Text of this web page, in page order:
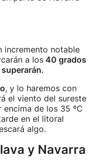
incremento notable
a los 40 grados
, y lo haremos con
el viento del sureste
de los 35 ºC
en el litoral
algo.
y Navarra